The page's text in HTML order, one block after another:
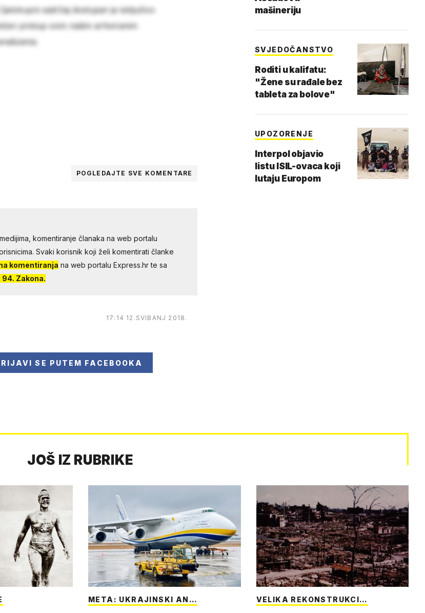
sadržaj dostupan je isključivo
pristup svim našim arhiviranim
POGLEDAJTE SVE KOMENTARE
komentiranje članaka na web portalu
Svaki korisnik koji želi komentirati članke
komentiranja na web portalu Express.hr te sa
Zakona.
17:14 12.SVIBANJ 2018.
SE PUTEM FACEBOOKA
mašineriju
SVJEDOČANSTVO
Roditi u kalifatu:
"Žene su rađale bez
tableta za bolove"
UPOZORENJE
Interpol objavio
listu ISIL-ovaca koji
lutaju Europom
JOŠ IZ RUBRIKE
META: UKRAJINSKI AN… VELIKA REKONSTRUKCI…